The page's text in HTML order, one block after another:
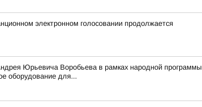
электронном голосовании продолжается
Юрьевича Воробьева в рамках народной
оборудование для...